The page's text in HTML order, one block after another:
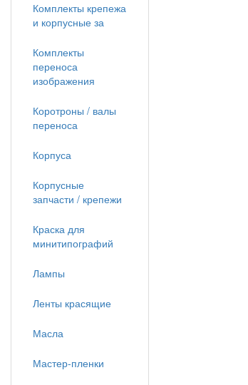
Комплекты крепежа
и корпусные за
Комплекты
переноса
изображения
Коротроны / валы
переноса
Корпуса
Корпусные
запчасти / крепежи
Краска для
минитипографий
Лампы
Ленты красящие
Масла
Мастер-пленки